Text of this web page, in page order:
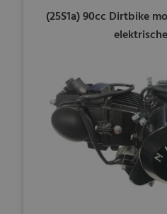
(25S1a) 90cc Dirtbike